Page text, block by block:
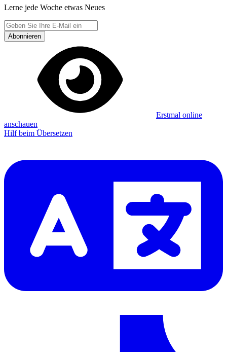
Lerne jede Woche etwas Neues
Abonnieren
Erstmal online
anschauen
Hilf beim Übersetzen